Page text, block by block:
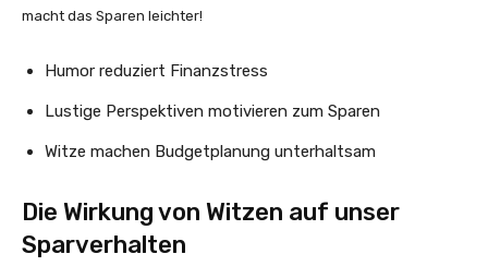
macht das Sparen leichter!
Humor reduziert Finanzstress
Lustige Perspektiven motivieren zum Sparen
Witze machen Budgetplanung unterhaltsam
Die Wirkung von Witzen auf unser
Sparverhalten